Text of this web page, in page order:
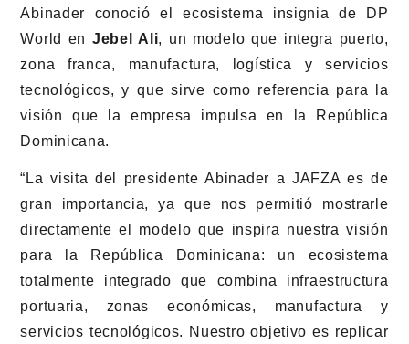
Abinader conoció el ecosistema insignia de DP
World en Jebel Ali, un modelo que integra puerto,
zona franca, manufactura, logística y servicios
tecnológicos, y que sirve como referencia para la
visión que la empresa impulsa en la República
Dominicana.
“La visita del presidente Abinader a JAFZA es de
gran importancia, ya que nos permitió mostrarle
directamente el modelo que inspira nuestra visión
para la República Dominicana: un ecosistema
totalmente integrado que combina infraestructura
portuaria, zonas económicas, manufactura y
servicios tecnológicos. Nuestro objetivo es replicar